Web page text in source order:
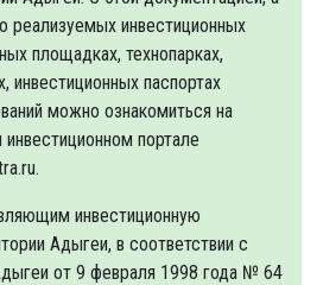
реализуемых инвестиционных
площадках, технопарках,
инвестиционных паспортах
можно ознакомиться на
портале
инвестиционную
Адыгеи, в соответствии с
от 9 февраля 1998 года № 64